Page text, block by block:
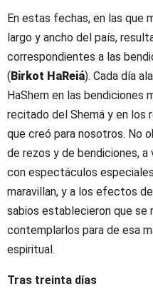
En estas fechas, en las que
largo y ancho del país,
correspondientes a las
(Birkot HaReiá). Cada día
HaShem en las bendiciones
recitado del Shemá y en los
que creó para nosotros. No
de rezos y de bendiciones,
con espectáculos
maravillan, y a los efectos
sabios establecieron que se
contemplarlos para de esa
espiritual.
Tras treinta días